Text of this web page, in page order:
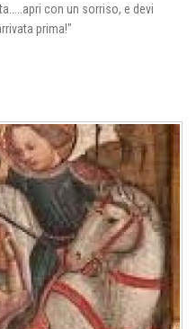
con un sorriso, e devi
prima!"